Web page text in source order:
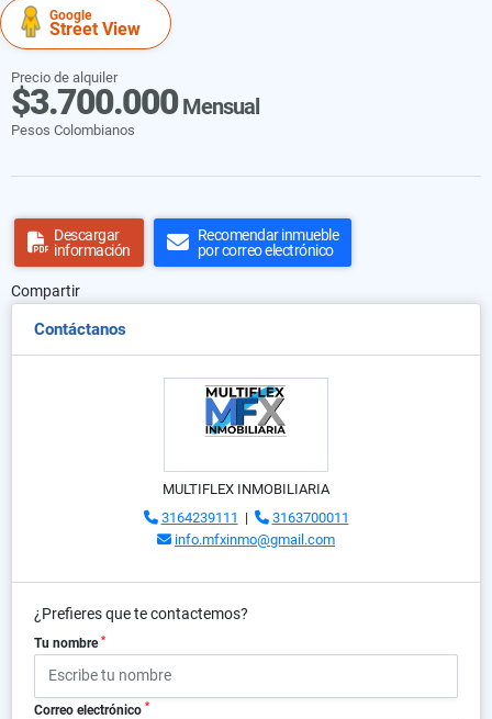
Google
Street View
Precio de alquiler
$3.700.000Mensual
Pesos Colombianos
Descargar
información
Recomendar inmueble
por correo electrónico
Compartir
Contáctanos
MULTIFLEX INMOBILIARIA
3164239111 |
3163700011
info.mfxinmo@gmail.com
¿Prefieres que te contactemos?
Tu nombre *
Correo electrónico *